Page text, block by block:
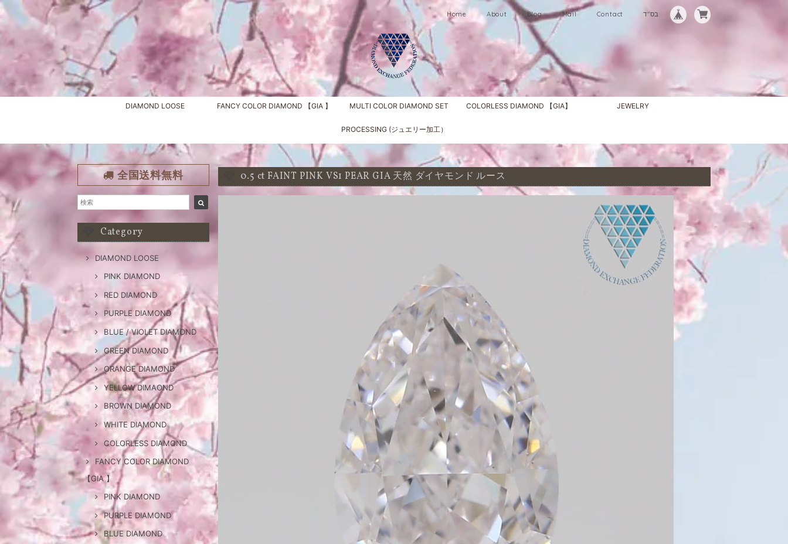
Home About Blog Mail Contact בס"ד
DIAMOND LOOSE FANCY COLOR DIAMOND 【GIA 】 MULTI COLOR DIAMOND SET COLORLESS DIAMOND 【GIA】 JEWELRY
PROCESSING (ジュエリー加工）
全国送料無料
Category
DIAMOND LOOSE
PINK DIAMOND
RED DIAMOND
PURPLE DIAMOND
BLUE / VIOLET DIAMOND
GREEN DIAMOND
ORANGE DIAMOND
YELLOW DIMAOND
BROWN DIAMOND
WHITE DIAMOND
COLORLESS DIAMOND
FANCY COLOR DIAMOND
【GIA 】
PINK DIAMOND
PURPLE DIAMOND
BLUE DIAMOND
0.5 ct FAINT PINK VS1 PEAR GIA 天然 ダイヤモンド ルース